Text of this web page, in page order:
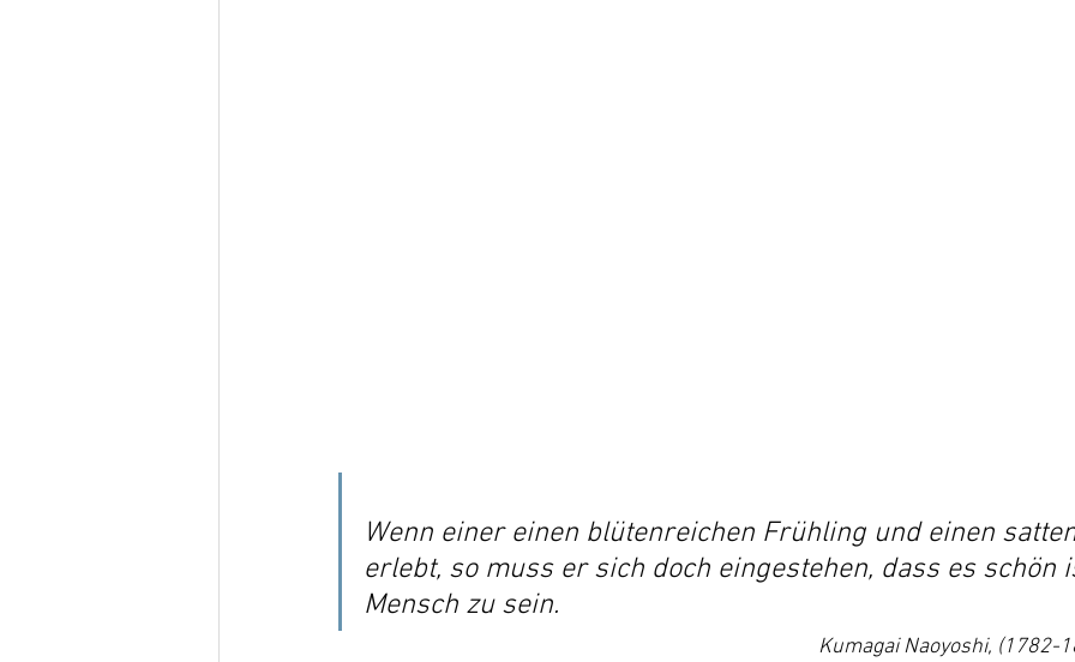
Wenn einer einen blütenreichen Frühling und einen
erlebt, so muss er sich doch eingestehen, dass es schön
Mensch zu sein.
Kumagai Naoyoshi, (1782-